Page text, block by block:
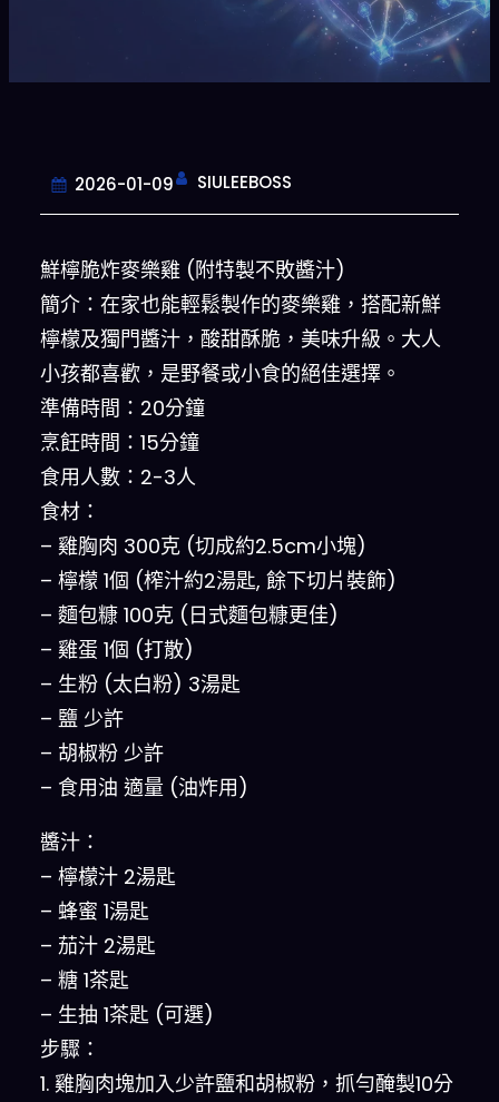
2026-01-09 SIULEEBOSS
鮮檸脆炸麥樂雞 (附特製不敗醬汁)
簡介：在家也能輕鬆製作的麥樂雞，搭配新鮮
檸檬及獨門醬汁，酸甜酥脆，美味升級。大人
小孩都喜歡，是野餐或小食的絕佳選擇。
準備時間：20分鐘
烹飪時間：15分鐘
食用人數：2-3人
食材：
– 雞胸肉 300克 (切成約2.5cm小塊)
– 檸檬 1個 (榨汁約2湯匙, 餘下切片裝飾)
– 麵包糠 100克 (日式麵包糠更佳)
– 雞蛋 1個 (打散)
– 生粉 (太白粉) 3湯匙
– 鹽 少許
– 胡椒粉 少許
– 食用油 適量 (油炸用)
醬汁：
– 檸檬汁 2湯匙
– 蜂蜜 1湯匙
– 茄汁 2湯匙
– 糖 1茶匙
– 生抽 1茶匙 (可選)
步驟：
1. 雞胸肉塊加入少許鹽和胡椒粉，抓勻醃製10分